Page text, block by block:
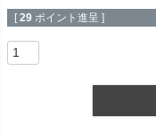
[ 29 ポイント進呈 ]